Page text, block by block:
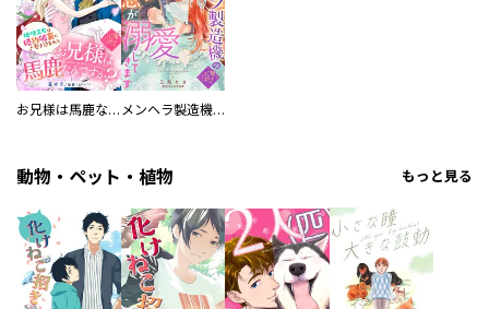
お兄様は馬鹿なんですか？～地味王女は婚約破棄に巻き込まれる～ メンヘラ製造機の公爵令息（過保護）が溺愛してきます
動物・ペット・植物 もっと見る